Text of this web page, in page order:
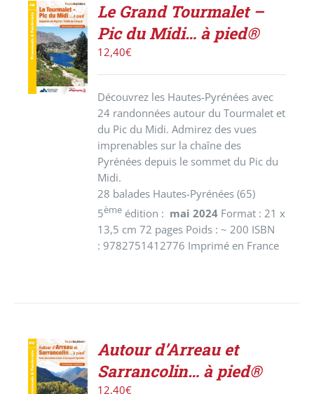
ACHETER
LE
PRODUIT
/
DÉTAILS
Le Grand Tourmalet –
Pic du Midi… à pied®
12,40€
Découvrez les Hautes-Pyrénées avec
24 randonnées autour du Tourmalet et
du Pic du Midi. Admirez des vues
imprenables sur la chaîne des
Pyrénées depuis le sommet du Pic du
Midi.
28 balades Hautes-Pyrénées (65)
5ème édition : mai 2024 Format : 21 x
13,5 cm 72 pages Poids : ~ 200 ISBN
: 9782751412776 Imprimé en France
ACHETER
LE
PRODUIT
Autour d’Arreau et
Sarrancolin… à pied®
12,40€